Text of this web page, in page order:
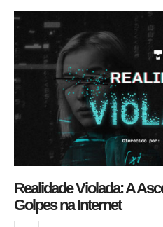
Realidade Violada: A
Golpes na Internet